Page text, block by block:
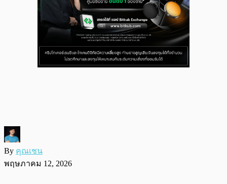
By คุณเชน
พฤษภาคม 12, 2026